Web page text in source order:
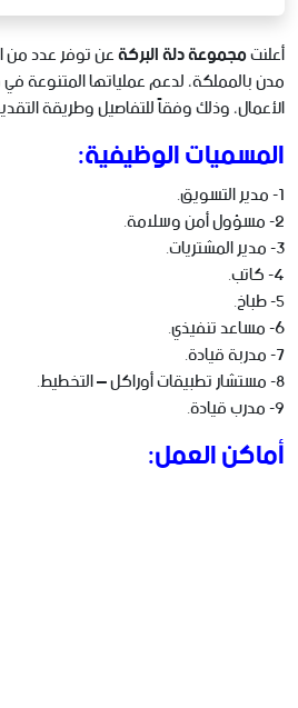
أعلنتمجموعة دلة البركةعن توفر عدد من
مدن بالمملكة، لدعم عملياتها المتنوعة
الأعمال، وذلك وفقاً للتفاصيل وطريقة
المسميات الوظيفية:
1- مدير التسويق.
2- مسؤول أمن وسلامة.
3- مدير المشتريات.
4- كاتب.
5- طباخ.
6- مساعد تنفيذي.
7- مدربة قيادة.
8- مستشار تطبيقات أوراكل – التخطيط.
9- مدرب قيادة.
أماكن العمل: